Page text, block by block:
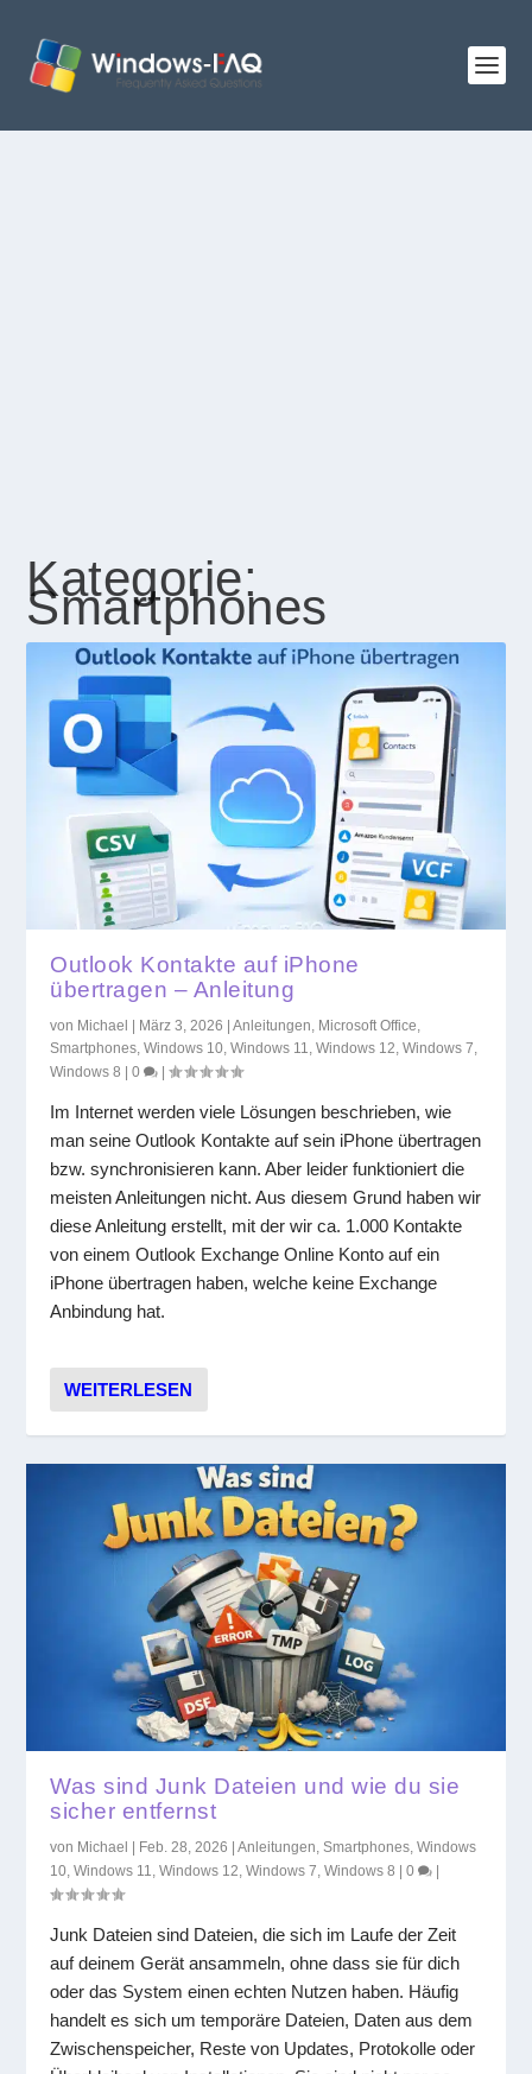
Kategorie:
Smartphones
Outlook Kontakte auf iPhone
übertragen – Anleitung
von Michael | März 3, 2026 |Anleitungen Microsoft Office
Smartphones ,Windows 10 ,Windows 11 ,Windows 12 ,Windows 7
Windows 8 |0 |
Im Internet werden viele Lösungen beschrieben, wie
man seine Outlook Kontakte auf sein iPhone übertragen
bzw. synchronisieren kann. Aber leider funktioniert die
meisten Anleitungen nicht. Aus diesem Grund haben wir
diese Anleitung erstellt, mit der wir ca. 1.000 Kontakte
von einem Outlook Exchange Online Konto auf ein
iPhone übertragen haben, welche keine Exchange
Anbindung hat.
WEITERLESEN
Was sind Junk Dateien und wie du sie
sicher entfernst
von Michael | Feb. 28, 2026 |Anleitungen ,Smartphones ,Windows
10 ,Windows 11 ,Windows 12 ,Windows 7 ,Windows 8 |0 |
Junk Dateien sind Dateien, die sich im Laufe der Zeit
auf deinem Gerät ansammeln, ohne dass sie für dich
oder das System einen echten Nutzen haben. Häufig
handelt es sich um temporäre Dateien, Daten aus dem
Zwischenspeicher, Reste von Updates, Protokolle oder